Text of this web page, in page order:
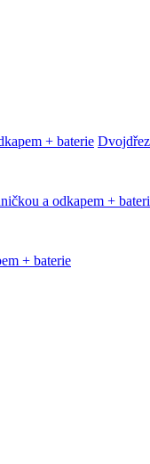
+ baterie
a odkapem +
+ baterie